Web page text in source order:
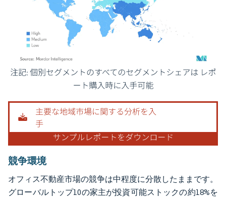
画像 © Mordor Intelligence。再利用にはCC BY 4.0の表示が必要です。
競争環境
オフィス不動産市場の競争は中程度に分散したままです。
グローバルトップ10の家主が投資可能ストックの約18%を